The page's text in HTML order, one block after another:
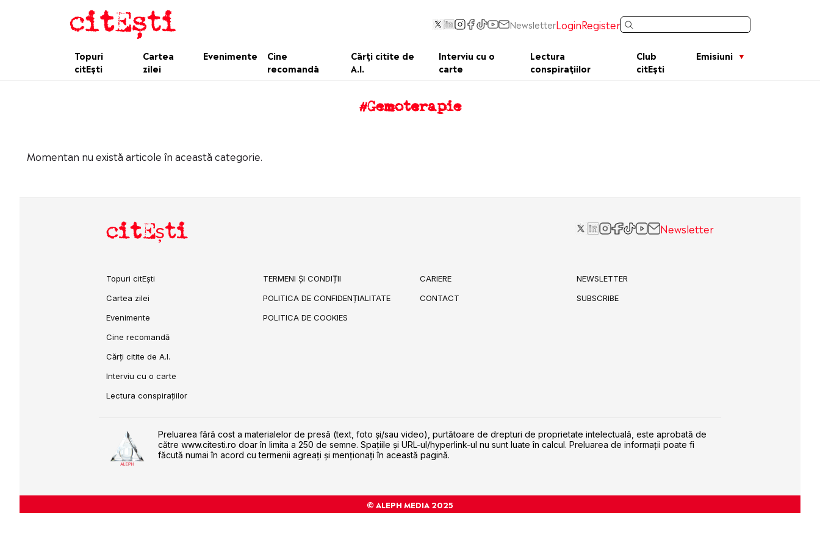
NewsletterLoginRegister
Topuri
citEști
Cartea
zilei
Evenimente
Cine
recomandă
Cărți citite de
A.I.
Interviu cu o
carte
Lectura
conspirațiilor
Club
citEști
Emisiuni
#Gemoterapie
Momentan nu există articole în această categorie.
citEști Newsletter
Topuri citEști
Cartea zilei
Evenimente
Cine recomandă
Cărți citite de A.I.
Interviu cu o carte
Lectura conspirațiilor
TERMENI ȘI CONDIȚII
POLITICA DE CONFIDENȚIALITATE
POLITICA DE COOKIES
CARIERE
CONTACT
NEWSLETTER
SUBSCRIBE
Preluarea fără cost a materialelor de presă (text, foto și/sau video), purtătoare de drepturi de proprietate intelectuală, este aprobată de
către www.citesti.ro doar în limita a 250 de semne. Spaţiile şi URL-ul/hyperlink-ul nu sunt luate în calcul. Preluarea de informaţii poate fi
făcută numai în acord cu termenii agreaţi şi menţionaţi în această pagină.
© ALEPH MEDIA 2025